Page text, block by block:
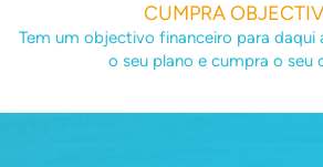
CUMPRA
Tem um objectivo financeiro para daqui
o seu plano e cumpra o seu